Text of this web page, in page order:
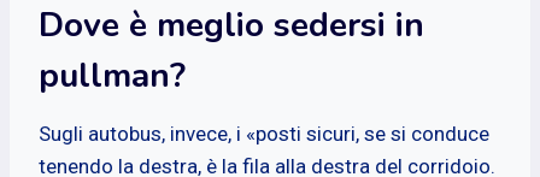
Dove è meglio sedersi in
pullman?
Sugli autobus, invece, i «posti sicuri, se si conduce
tenendo la destra, è la fila alla destra del corridoio.